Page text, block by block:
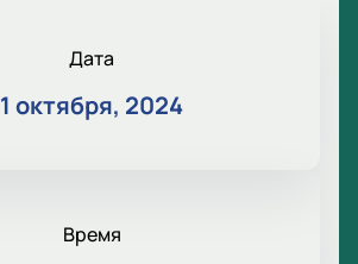
Дата
1 октября, 2024
Время